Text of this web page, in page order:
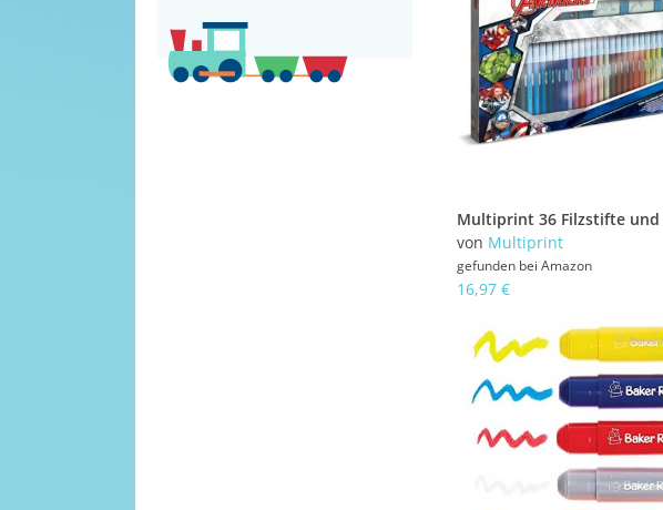
von Multiprint
gefunden bei Amazon
16,97 €